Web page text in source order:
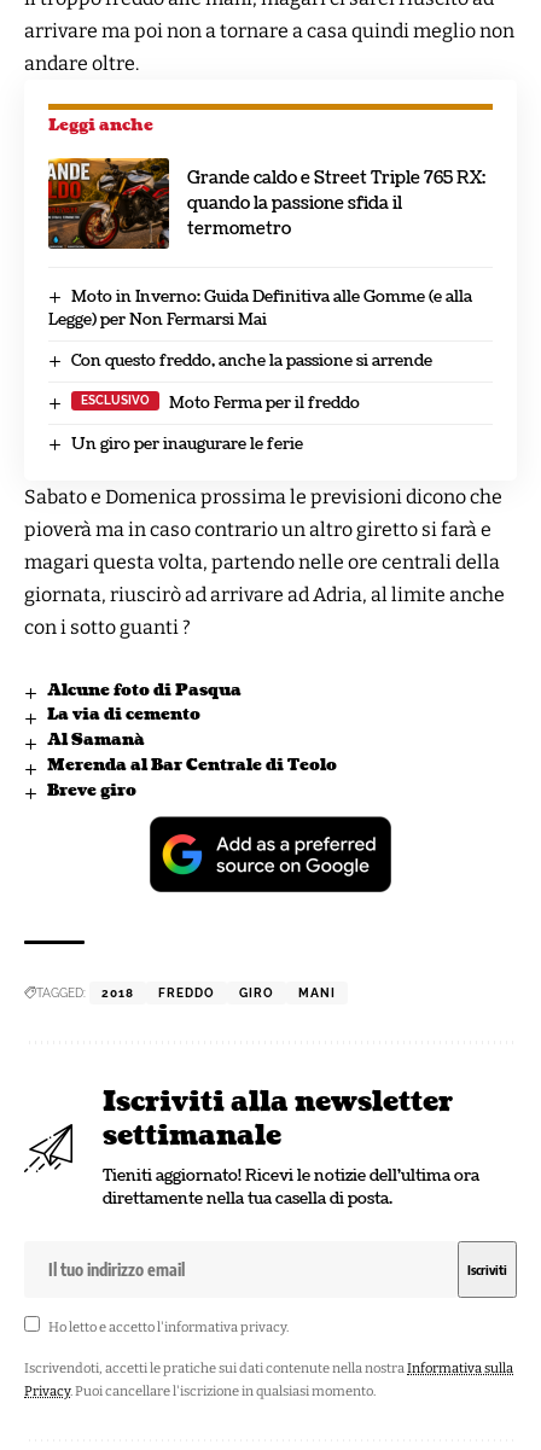
arrivare ma poi non a tornare a casa quindi meglio non
andare oltre.
Leggi anche
Grande caldo e Street Triple 765 RX:
quando la passione sfida il
termometro
Moto in Inverno: Guida Definitiva alle Gomme (e alla
Legge) per Non Fermarsi Mai
Con questo freddo, anche la passione si arrende
Moto Ferma per il freddo
Un giro per inaugurare le ferie
Sabato e Domenica prossima le previsioni dicono che
pioverà ma in caso contrario un altro giretto si farà e
magari questa volta, partendo nelle ore centrali della
giornata, riuscirò ad arrivare ad Adria, al limite anche
con i sotto guanti ?
Alcune foto di Pasqua
La via di cemento
Al Samanà
Merenda al Bar Centrale di Teolo
Breve giro
TAGGED: 2018 FREDDO GIRO MANI
Iscriviti alla newsletter
settimanale
Tieniti aggiornato! Ricevi le notizie dell'ultima ora
direttamente nella tua casella di posta.
Ho letto e accetto l'informativa privacy.
Iscrivendoti, accetti le pratiche sui dati contenute nella nostraInformativa sulla
Privacy. Puoi cancellare l'iscrizione in qualsiasi momento.